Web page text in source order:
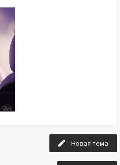
Новая тема